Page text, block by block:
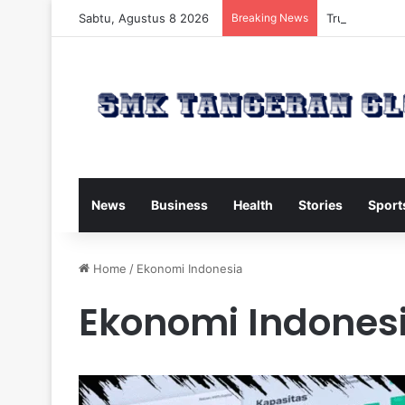
Sabtu, Agustus 8 2026 Breaking News Trump Kirim
News Business Health Stories
Home / Ekonomi Indonesia
Ekonomi